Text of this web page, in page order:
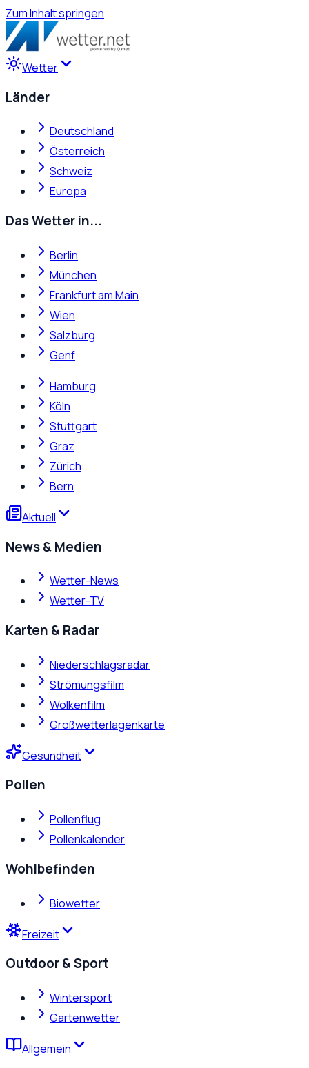
Zum Inhalt springen
Wetter
Länder
Deutschland
Österreich
Schweiz
Europa
Das Wetter in...
Berlin
München
Frankfurt am Main
Wien
Salzburg
Genf
Hamburg
Köln
Stuttgart
Graz
Zürich
Bern
Aktuell
News & Medien
Wetter-News
Wetter-TV
Karten & Radar
Niederschlagsradar
Strömungsfilm
Wolkenfilm
Großwetterlagenkarte
Gesundheit
Pollen
Pollenflug
Pollenkalender
Wohlbefinden
Biowetter
Freizeit
Outdoor & Sport
Wintersport
Gartenwetter
Allgemein